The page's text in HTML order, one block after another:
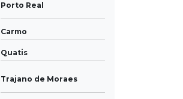
Porto Real
Carmo
Quatis
Trajano de Moraes